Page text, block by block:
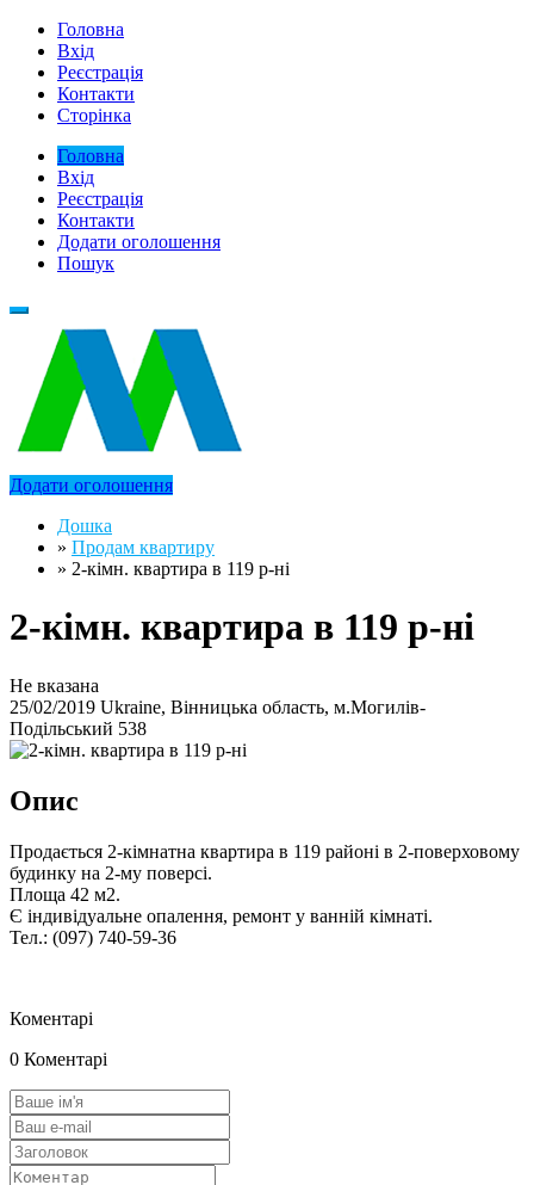
Головна
Вхід
Реєстрація
Контакти
Сторінка
Головна
Вхід
Реєстрація
Контакти
Додати оголошення
Пошук
Додати оголошення
Дошка
» Продам квартиру
» 2-кімн. квартира в 119 р-ні
2-кімн. квартира в 119 р-ні
Не вказана
25/02/2019 Ukraine, Вінницька область, м.Могилів-
Подільський 538
Опис
Продається 2-кімнатна квартира в 119 районі в 2-поверховому
будинку на 2-му поверсі.
Площа 42 м2.
Є індивідуальне опалення, ремонт у ванній кімнаті.
Тел.: (097) 740-59-36
Коментарі
0 Коментарі